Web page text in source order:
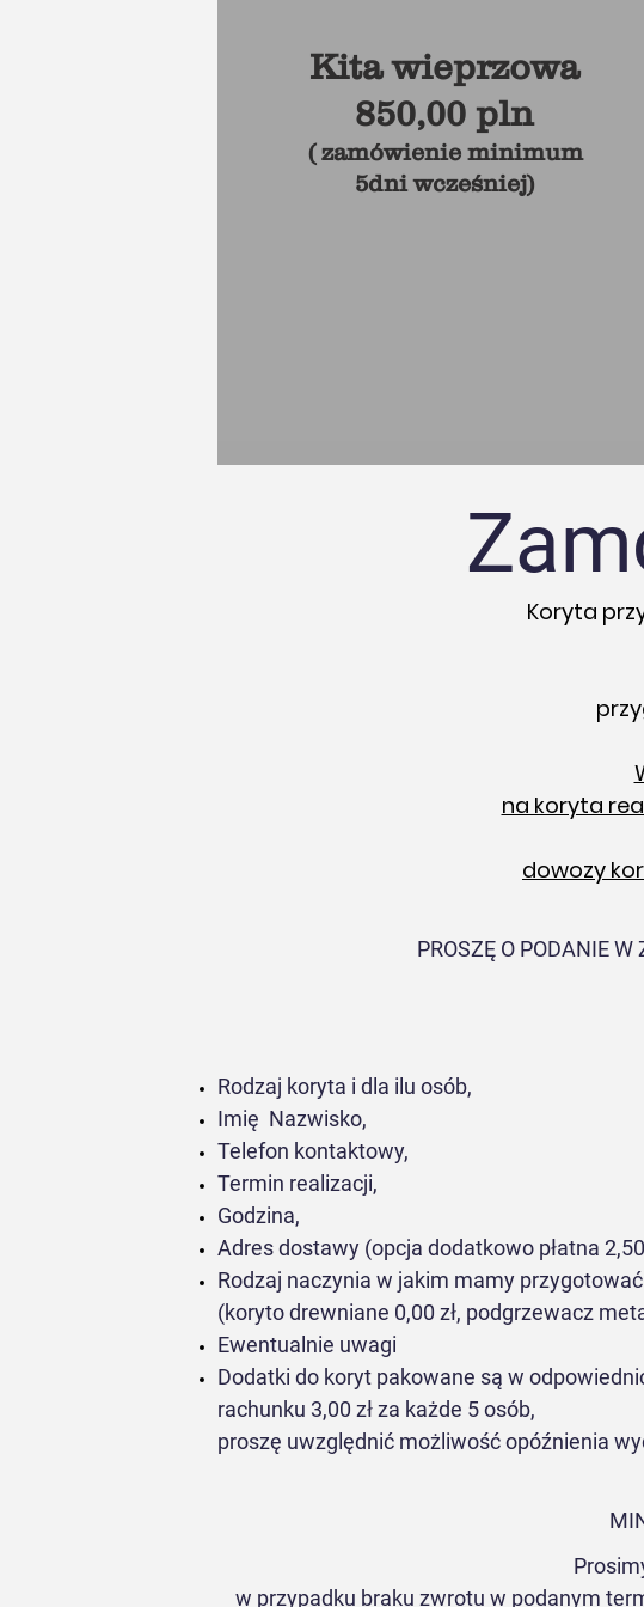
Kita wieprzowa
850,00 pln
( zamówienie minimum
5dni wcześniej)
Koryta
na koryta
dowozy
PROSZĘ O PODANIE
Rodzaj koryta i dla ilu osób,
Imię Nazwisko,
Telefon kontaktowy,
Termin realizacji,
Godzina,
Adres dostawy (opcja dodatkowo płatna 2,5
Rodzaj naczynia w jakim mamy
(koryto drewniane 0,00 zł, podgrzewacz
Ewentualnie uwagi
Dodatki do koryt pakowane są w
rachunku 3,00 zł za każde 5 osób,
proszę uwzględnić możliwość opóźnienia
w przypadku braku zwrotu w podanym